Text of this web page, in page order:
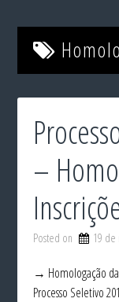
–
Posted on 19 de
→ Homologação
Processo Seletivo